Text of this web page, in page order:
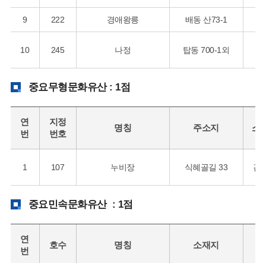
9 222 경애왕릉 배동 산73-1
10 245 나정 탑동 700-1외
중요무형문화유산 : 1점
연
번
지정
번호
명칭 주소지 소
1 107 누비장 식혜골길 33 김
중요민속문화유산 : 1점
연
번
호수 명칭 소재지